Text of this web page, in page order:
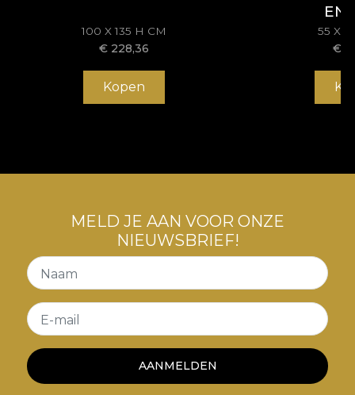
100 X 135 H CM
€ 228,36
Kopen
55 X
€
MELD JE AAN VOOR ONZE
NIEUWSBRIEF!
Naam
E-mail
AANMELDEN